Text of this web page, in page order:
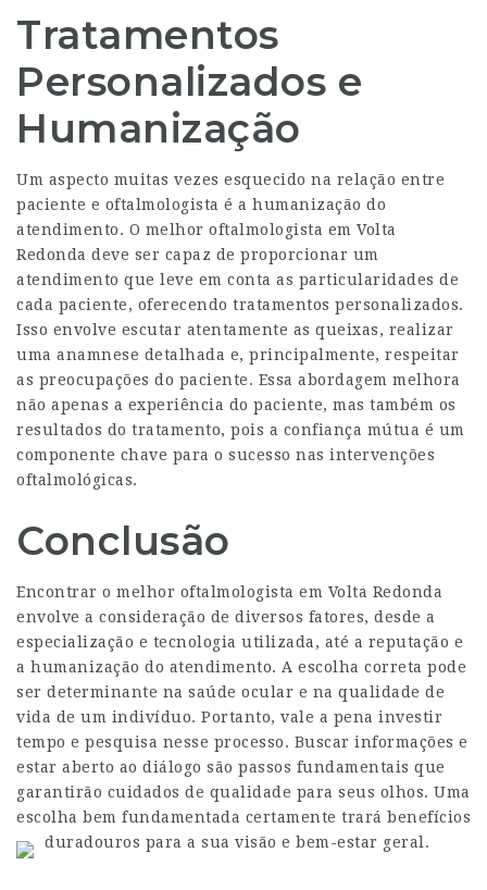
Tratamentos
Personalizados e
Humanização
Um aspecto muitas vezes esquecido na relação entre
paciente e oftalmologista é a humanização do
atendimento. O melhor oftalmologista em Volta
Redonda deve ser capaz de proporcionar um
atendimento que leve em conta as particularidades de
cada paciente, oferecendo tratamentos personalizados.
Isso envolve escutar atentamente as queixas, realizar
uma anamnese detalhada e, principalmente, respeitar
as preocupações do paciente. Essa abordagem melhora
não apenas a experiência do paciente, mas também os
resultados do tratamento, pois a confiança mútua é um
componente chave para o sucesso nas intervenções
oftalmológicas.
Conclusão
Encontrar o melhor oftalmologista em Volta Redonda
envolve a consideração de diversos fatores, desde a
especialização e tecnologia utilizada, até a reputação e
a humanização do atendimento. A escolha correta pode
ser determinante na saúde ocular e na qualidade de
vida de um indivíduo. Portanto, vale a pena investir
tempo e pesquisa nesse processo. Buscar informações e
estar aberto ao diálogo são passos fundamentais que
garantirão cuidados de qualidade para seus olhos. Uma
escolha bem fundamentada certamente trará benefícios
duradouros para a sua visão e bem-estar geral.